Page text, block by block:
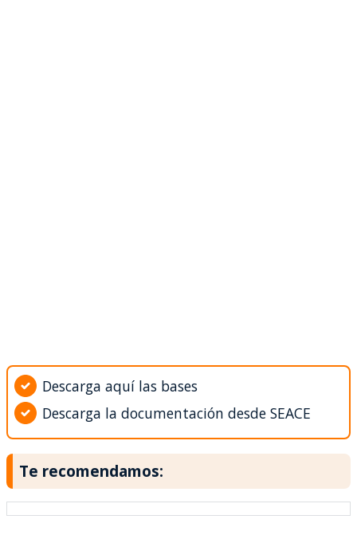
Descarga aquí las bases
Descarga la documentación desde SEACE
Te recomendamos: